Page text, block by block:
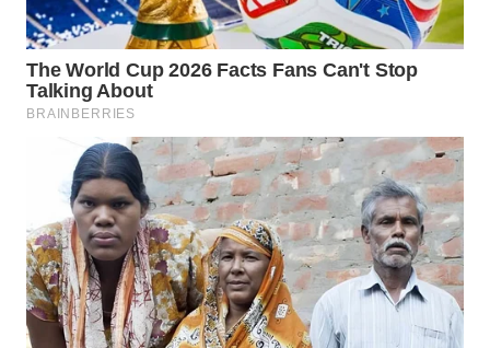
WN
LABUHANBATU
TAPANULI
TENGAH
WN DELI
SERDANG
WN
TEBING